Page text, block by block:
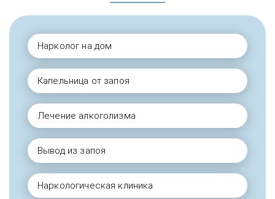
Нарколог на дом
Капельница от запоя
Лечение алкоголизма
Вывод из запоя
Наркологическая клиника